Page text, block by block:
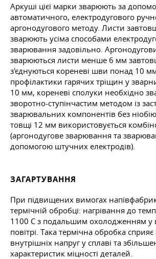
Аркуші цієї марки зварюють за
автоматичного, електродугового
аргонодугового методу. Листи
зварюють усіма способами
зварювання задовільно.
зварюються листи менше 6 мм
з'єднуються кореневі шви понад 10
профілактики гарячих тріщин у
10 мм, кореневі сполуки необхідно
зворотно-ступінчастим методом із
зварювальних компонентів без
товщі 12 мм використовується
(аргонодугове зварювання та
допомогою штучних електродів).
ЗАГАРТУВАННЯ
При підвищених вимогах
термічній обробці: нагрівання до
1100 С з подальшим охолодженням у
повітрі. Така термічна обробка сприяє
внутрішніх напруг у сплаві та
характеристик міцності деталей.